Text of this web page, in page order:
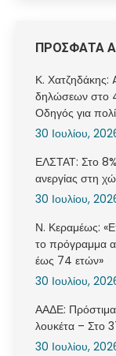
ΠΡΟΣΦΑΤΑ
Κ.
δηλώσεων στο
Οδηγός για
30 Ιουλίου,
ΕΛΣΤΑΤ: Στο
ανεργίας στη
30 Ιουλίου,
Ν. Κεραμέως:
το πρόγραμμα
έως 74 ετών»
30 Ιουλίου,
ΑΑΔΕ: Πρόστιμα
λουκέτα – Στο
30 Ιουλίου,